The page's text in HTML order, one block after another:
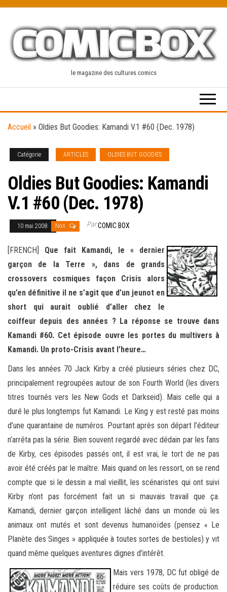
content
le magazine des cultures comics
Accueil » Oldies But Goodies: Kamandi V.1 #60 (Dec. 1978)
Catégorie ARTICLES OLDIES BUT GOODIES
Oldies But Goodies: Kamandi
V.1 #60 (Dec. 1978)
10 mai 2008 Non ParCOMIC BOX
[FRENCH] Que fait Kamandi, le « dernier
garçon de la Terre », dans de grands
crossovers cosmiques façon Crisis alors
qu’en définitive il ne s’agit que d’un jeunot en
short qui aurait oublié d’aller chez le
coiffeur depuis des années ? La réponse se trouve dans
Kamandi #60. Cet épisode ouvre les portes du multivers à
Kamandi. Un proto-Crisis avant l’heure…
Dans les années 70 Jack Kirby a créé plusieurs séries chez DC,
principalement regroupées autour de son Fourth World (les divers
titres tournés vers les New Gods et Darkseid). Mais celle qui a
duré le plus longtemps fut Kamandi. Le King y est resté pas moins
d’une quarantaine de numéros. Pourtant après son départ l’éditeur
n’arrêta pas la série. Bien souvent regardé avec dédain par les fans
de Kirby, ces épisodes passés ont, il est vrai, le tort de ne pas
avoir été créés par le maître. Mais quand on les ressort, on se rend
compte que si le dessin a mal vieillit, les scénaristes qui ont suivi
Kirby n’ont pas forcément fait un si mauvais travail que ça.
Kamandi, dernier garçon intelligent lâché dans un monde où les
animaux ont mutés et sont devenus humanoïdes (pensez « Le
Planète des Singes » appliquée à toutes sortes de bestioles) y vit
quand même quelques aventures dignes d’intérêt.
Mais vers 1978, DC fut obligé de
réduire ses coûts de production.